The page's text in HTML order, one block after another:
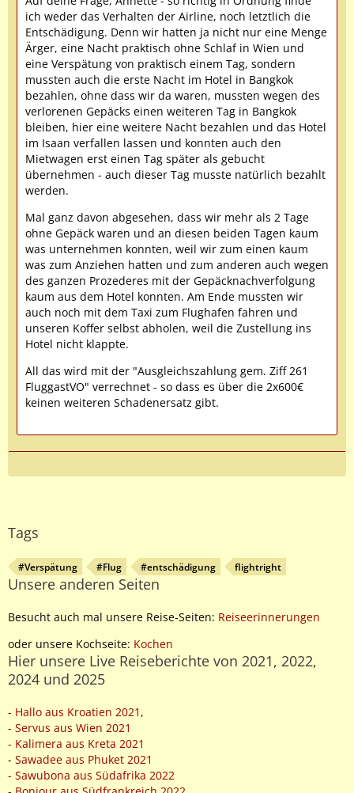
ich weder das Verhalten der Airline, noch letztlich die
Entschädigung. Denn wir hatten ja nicht nur eine Menge
Ärger, eine Nacht praktisch ohne Schlaf in Wien und
eine Verspätung von praktisch einem Tag, sondern
mussten auch die erste Nacht im Hotel in Bangkok
bezahlen, ohne dass wir da waren, mussten wegen des
verlorenen Gepäcks einen weiteren Tag in Bangkok
bleiben, hier eine weitere Nacht bezahlen und das Hotel
im Isaan verfallen lassen und konnten auch den
Mietwagen erst einen Tag später als gebucht
übernehmen - auch dieser Tag musste natürlich bezahlt
werden.
Mal ganz davon abgesehen, dass wir mehr als 2 Tage
ohne Gepäck waren und an diesen beiden Tagen kaum
was unternehmen konnten, weil wir zum einen kaum
was zum Anziehen hatten und zum anderen auch wegen
des ganzen Prozederes mit der Gepäcknachverfolgung
kaum aus dem Hotel konnten. Am Ende mussten wir
auch noch mit dem Taxi zum Flughafen fahren und
unseren Koffer selbst abholen, weil die Zustellung ins
Hotel nicht klappte.
All das wird mit der "Ausgleichszahlung gem. Ziff 261
FluggastVO" verrechnet - so dass es über die 2x600€
keinen weiteren Schadenersatz gibt.
Tags
#Verspätung #Flug #entschädigung flightright
Unsere anderen Seiten
Besucht auch mal unsere Reise-Seiten: Reiseerinnerungen
oder unsere Kochseite: Kochen
Hier unsere Live Reiseberichte von 2021, 2022,
2024 und 2025
- Hallo aus Kroatien 2021 ,
- Servus aus Wien 2021
- Kalimera aus Kreta 2021
- Sawadee aus Phuket 2021
- Sawubona aus Südafrika 2022